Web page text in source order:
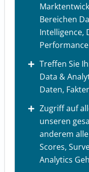
Bereichen
Intelligence,
Treffen Sie
Data &
Daten,
Zugriff auf
unseren
anderem
Scores,
Analytics